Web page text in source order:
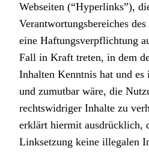
Webseiten (“Hyperlinks”),
Verantwortungsbereiches
eine Haftungsverpflichtung
Fall in Kraft treten, in dem
Inhalten Kenntnis hat und
und zumutbar wäre, die
rechtswidriger Inhalte zu
erklärt hiermit ausdrücklich,
Linksetzung keine illegalen